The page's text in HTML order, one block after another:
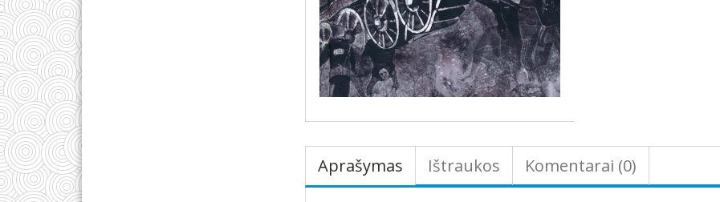
Aprašymas Ištraukos Komentarai (0)